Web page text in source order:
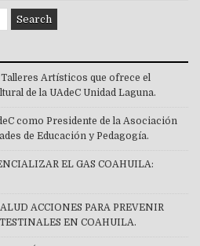
Artísticos que ofrece el
de la UAdeC Unidad Laguna.
como Presidente de la Asociación
de Educación y Pedagogía.
EL GAS COAHUILA:
ACCIONES PARA PREVENIR
EN COAHUILA.